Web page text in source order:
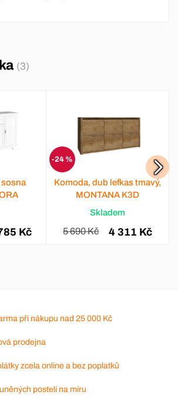
(3)
sosna
Kč
-24 %
Komoda, dub lefkas tmavý,
MONTANA K3D
Skladem
5 690 Kč 4 311 Kč
při nákupu nad 25 000 Kč
prodejna
zcela online a bez poplatků
postelí na míru